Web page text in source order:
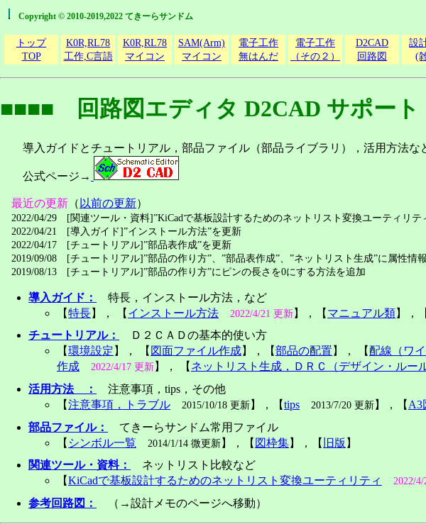
Copyright © 2010-2019,2022 てきーらサンドム
トップ
TOP
K0R,RL78
工作,C言語
K0R,RL78
マイコン
SAM(Arm)
マイコン
電子工作
無はんだ
電子工作
（その２）
D2CAD
回路図
設
(
■■■■ 回路図エディタ D2CAD サポー
導入ガイドとチュートリアル，部品ファイル（部品ライブラリ），活用方法な
公式ページ→
最近の更新 （ 以前の更新）
2022/04/29 [関連ツール・資料]”KiCadで基板設計するためのネットリスト変換ユーティリテ
2022/04/21 [導入ガイド]”インストール方法”を更新
2022/04/17 [チュートリアル]”部品表作成”を更新
2019/09/08 [チュートリアル]”部品の作り方”、”部品表作成”、”ネットリスト生成”に属性情
2019/08/13 [チュートリアル]”部品の作り方”にピンの長さを0にする方法を追加
導入ガイド：
特長，インストール方法，など
【特長】， 【 インストール方法 2022/4/21 更新 】，【 マニュアル類】，
チュートリアル：
Ｄ２ＣＡＤの基本的使い方
【環境設定 】， 【 図面ファイル作成】，【部品の配置 】， 【 配線（ワイ
作成
2022/4/17 更新 】， 【 ネットリスト生成，ＤＲＣ（デザイン・ルー
活用方法 ：
注意事項，tips，その他
【注意事項，トラブル 2015/10/18 更新 】，【tips 2013/7/20 更新 】，【 A3
部品ファイル：
てきーらサンドム常用ファイル
【 シンボル一覧 2014/1/14 微更新 】，【 図枠集】，【 旧版 】
関連ツール・資料：
ネットリスト比較など
【KiCadで基板設計するためのネットリスト変換ユーティリティ 2022/
参考回路図：
（→設計メモのページへ移動）